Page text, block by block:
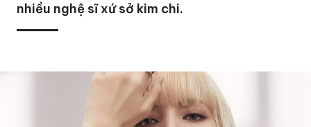
nhiều nghệ sĩ xứ sở kim chi.